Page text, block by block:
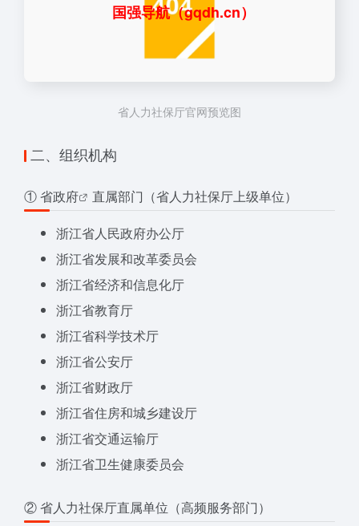
国强导航（gqdh.cn）
省人力社保厅官网预览图
二、组织机构
①省政府
直属部门（省人力社保厅上级单位）
浙江省人民政府办公厅
浙江省发展和改革委员会
浙江省经济和信息化厅
浙江省教育厅
浙江省科学技术厅
浙江省公安厅
浙江省财政厅
浙江省住房和城乡建设厅
浙江省交通运输厅
浙江省卫生健康委员会
② 省人力社保厅直属单位（高频服务部门）